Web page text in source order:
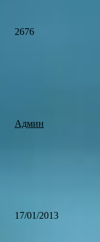
2676
Админ
17/01/2013